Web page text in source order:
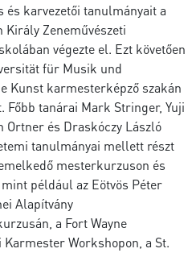
és karvezetői tanulmányait a
Király Zeneművészeti
végezte el. Ezt követően
für Musik und
Kunst karmesterképző szakán
Főbb tanárai Mark Stringer, Yuji
Ortner és Draskóczy László
tanulmányai mellett részt
mesterkurzuson és
például az Eötvös Péter
Alapítvány
a Fort Wayne
Karmester Workshopon, a St.